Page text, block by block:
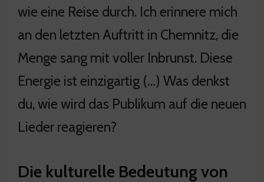
wie eine Reise durch. Ich erinnere mich
an den letzten Auftritt in Chemnitz, die
Menge sang mit voller Inbrunst. Diese
Energie ist einzigartig (…) Was denkst
du, wie wird das Publikum auf die neuen
Lieder reagieren?
Die kulturelle Bedeutung von